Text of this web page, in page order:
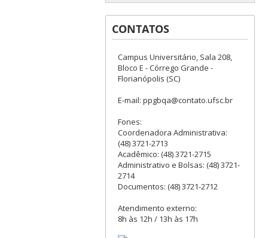
CONTATOS
Campus Universitário, Sala 208,
Bloco E - Córrego Grande -
Florianópolis (SC)
E-mail: ppgbqa@contato.ufsc.br
Fones:
Coordenadora Administrativa:
(48) 3721-2713
Acadêmico: (48) 3721-2715
Administrativo e Bolsas: (48) 3721-
2714
Documentos: (48) 3721-2712
Atendimento externo:
8h às 12h / 13h às 17h